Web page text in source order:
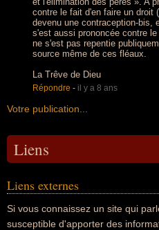
contre le fait d'en faire un droit
devenu une contraception-bis,
s'est aussi prononcée contre
ne s'est pas repentie
source même de ces fléaux.
La Trêve de Dieu
Répondre - il y a 8 ans
Votre publication...
Liens
Liens externes
Si vous connaissez un site qui
susceptible d'apporter des